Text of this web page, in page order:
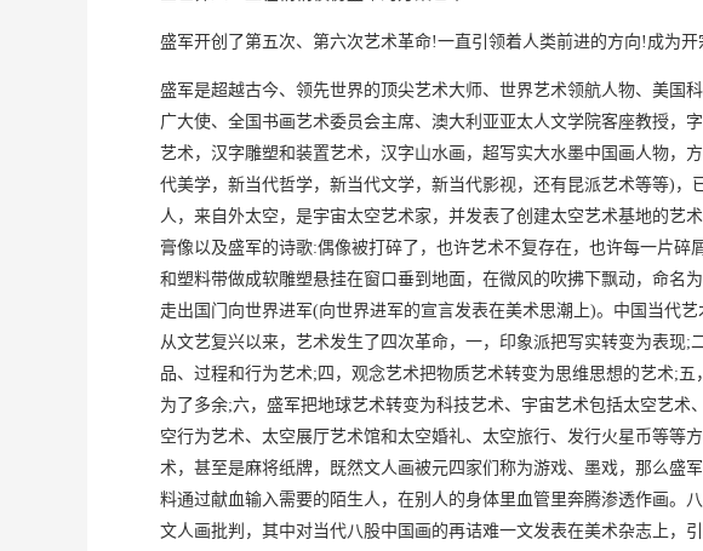
盛军开创了第五次、第六次艺术革命!一直引领着人类前进的方向!成为
盛军是超越古今、领先世界的顶尖艺术大师、世界艺术领航人物、美国
广大使、全国书画艺术委员会主席、澳大利亚亚太人文学院客座教授，
艺术，汉字雕塑和装置艺术，汉字山水画，超写实大水墨中国画人物，
代美学，新当代哲学，新当代文学，新当代影视，还有昆派艺术等等)
人，来自外太空，是宇宙太空艺术家，并发表了创建太空艺术基地的艺
膏像以及盛军的诗歌:偶像被打碎了，也许艺术不复存在，也许每一片
和塑料带做成软雕塑悬挂在窗口垂到地面，在微风的吹拂下飘动，命名
走出国门向世界进军(向世界进军的宣言发表在美术思潮上)。中国当代
从文艺复兴以来，艺术发生了四次革命，一，印象派把写实转变为表现
品、过程和行为艺术;四，观念艺术把物质艺术转变为思维思想的艺术;
为了多余;六，盛军把地球艺术转变为科技艺术、宇宙艺术包括太空艺
空行为艺术、太空展厅艺术馆和太空婚礼、太空旅行、发行火星币等等
术，甚至是麻将纸牌，既然文人画被元四家们称为游戏、墨戏，那么盛
料通过献血输入需要的陌生人，在别人的身体里血管里奔腾渗透作画。
文人画批判，其中对当代八股中国画的再诘难一文发表在美术杂志上，